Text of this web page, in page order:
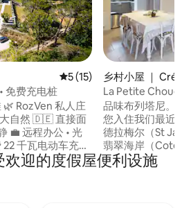
平均评分 5 分（满分 5 分）
5 (15)
免费充电桩
🌿 RozVen 私人庄
大自然 🇩🇪 直接面
💼 远程办公 • 光
千瓦电动车充电
单旅行 🍽 贝壳（3
乡村小屋 ｜
La Petite
品味布列塔尼。
您入住我们最近翻
德拉梅尔（St
翡翠海岸（Cote
车程。 我们距离
程，距离圣米歇尔
迎的度假屋便利设施